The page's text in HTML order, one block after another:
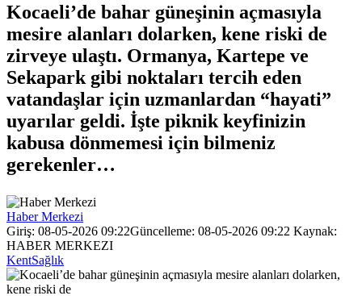
Kocaeli’de bahar güneşinin açmasıyla
mesire alanları dolarken, kene riski de
zirveye ulaştı. Ormanya, Kartepe ve
Sekapark gibi noktaları tercih eden
vatandaşlar için uzmanlardan “hayati”
uyarılar geldi. İşte piknik keyfinizin
kabusa dönmemesi için bilmeniz
gerekenler…
Haber Merkezi
Giriş: 08-05-2026 09:22Güncelleme: 08-05-2026 09:22 Kaynak:
HABER MERKEZI
KentSağlık